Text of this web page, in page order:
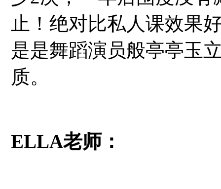
止！绝对比私人课效果
是是舞蹈演员般亭亭玉
质。
ELLA老师：